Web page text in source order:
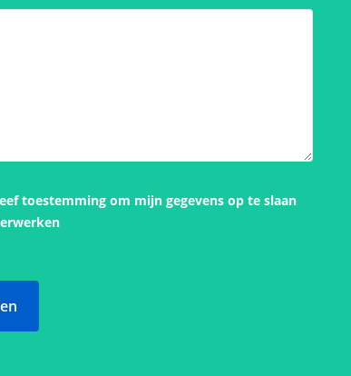
toestemming om mijn gegevens op te slaan